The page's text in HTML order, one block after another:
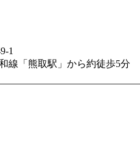
1
線「熊取駅」から約徒歩5分